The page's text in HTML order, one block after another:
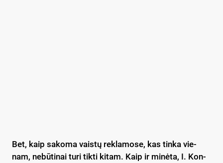
Bet, kaip sa­ko­ma vais­tų rek­la­mo­se, kas tin­ka vie­
nam, ne­bū­ti­nai tu­ri tik­ti ki­tam. Kaip ir mi­nė­ta, I. Kon­